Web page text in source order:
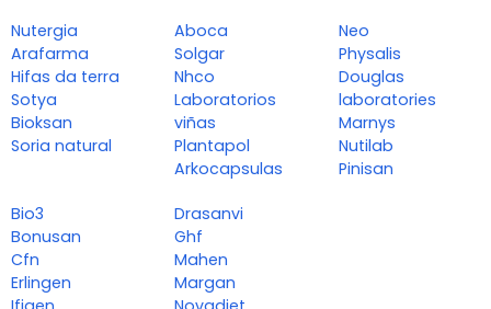
Nutergia
Arafarma
Hifas da terra
Sotya
Bioksan
Soria natural
Aboca
Solgar
Nhco
Laboratorios
viñas
Plantapol
Arkocapsulas
Neo
Physalis
Douglas
laboratories
Marnys
Nutilab
Pinisan
Bio3
Bonusan
Cfn
Erlingen
Drasanvi
Ghf
Mahen
Margan